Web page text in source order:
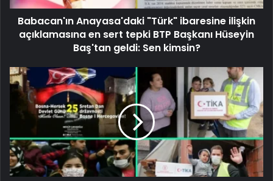
Babacan'ın Anayasa'daki "Türk" ibaresine ilişkin
açıklamasına en sert tepki BTP Başkanı Hüseyin
Baş'tan geldi: Sen kimsin?